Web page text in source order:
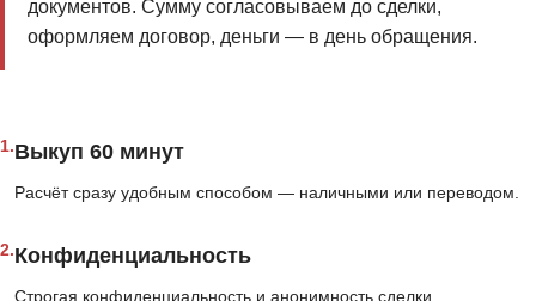
документов. Сумму согласовываем до сделки,
оформляем договор, деньги — в день обращения.
1.Выкуп 60 минут
Расчёт сразу удобным способом — наличными или переводом.
2.Конфиденциальность
Строгая конфиденциальность и анонимность сделки.